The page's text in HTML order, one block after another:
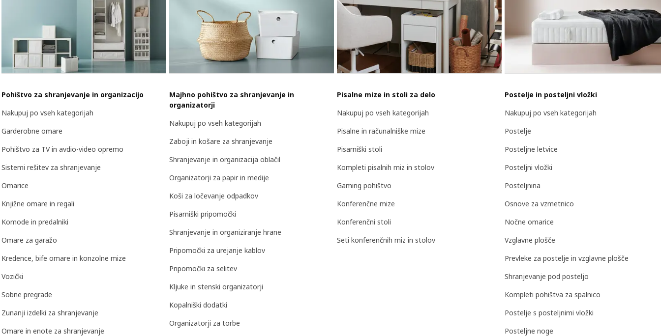
Pohištvo za shranjevanje in organizacijo
Nakupuj po vseh kategorijah
Garderobne omare
Pohištvo za TV in avdio-video opremo
Sistemi rešitev za shranjevanje
Omarice
Knjižne omare in regali
Komode in predalniki
Omare za garažo
Kredence, bife omare in konzolne mize
Vozički
Sobne pregrade
Zunanji izdelki za shranjevanje
Omare in enote za shranjevanje
Majhno pohištvo za shranjevanje in
organizatorji
Nakupuj po vseh kategorijah
Zaboji in košare za shranjevanje
Shranjevanje in organizacija oblačil
Organizatorji za papir in medije
Koši za ločevanje odpadkov
Pisarniški pripomočki
Shranjevanje in organiziranje hrane
Pripomočki za urejanje kablov
Pripomočki za selitev
Kljuke in stenski organizatorji
Kopalniški dodatki
Organizatorji za torbe
Pisalne mize in stoli za delo
Nakupuj po vseh kategorijah
Pisalne in računalniške mize
Pisarniški stoli
Kompleti pisalnih miz in stolov
Gaming pohištvo
Konferenčne mize
Konferenčni stoli
Seti konferenčnih miz in stolov
Postelje in posteljni vložki
Nakupuj po vseh kategorijah
Postelje
Posteljne letvice
Posteljni vložki
Posteljnina
Osnove za vzmetnico
Nočne omarice
Vzglavne plošče
Prevleke za postelje in vzglavne plošče
Shranjevanje pod posteljo
Kompleti pohištva za spalnico
Postelje s posteljnimi vložki
Posteljne noge